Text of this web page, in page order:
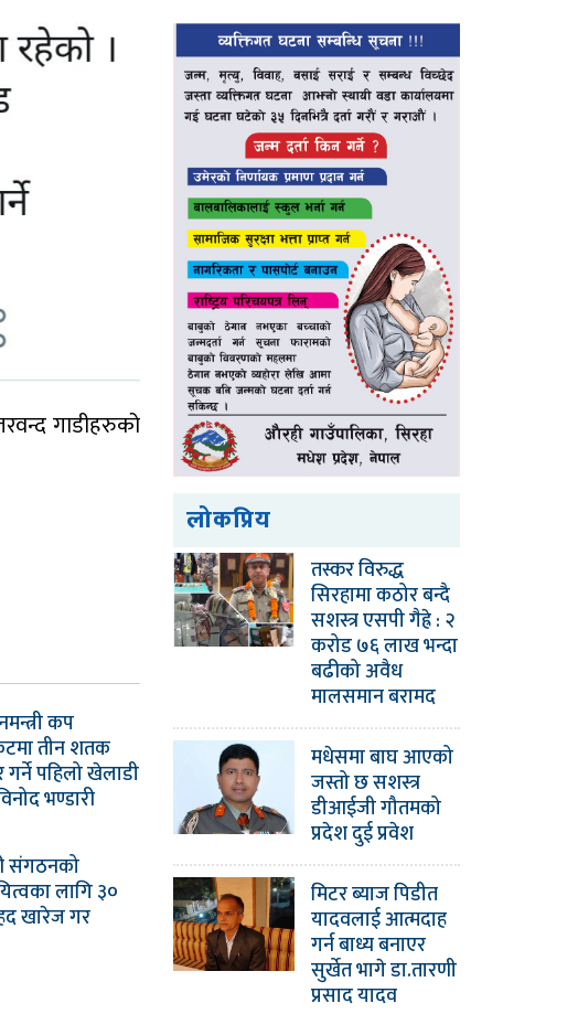
गाडीहरुको
कप
तीन शतक
गर्ने पहिलो खेलाडी
भण्डारी
संगठनको
लागि ३०
खारेज गर
लोकप्रिय
तस्कर विरुद्ध
सिरहामा कठोर बन्दै
सशस्त्र एसपी गैह्रे : २
करोड ७६ लाख भन्दा
बढीको अवैध
मालसमान बरामद
मधेसमा बाघ आएको
जस्तो छ सशस्त्र
डीआईजी गौतमको
प्रदेश दुई प्रवेश
मिटर ब्याज पिडीत
यादवलाई आत्मदाह
गर्न बाध्य बनाएर
सुर्खेत भागे डा.तारणी
प्रसाद यादव